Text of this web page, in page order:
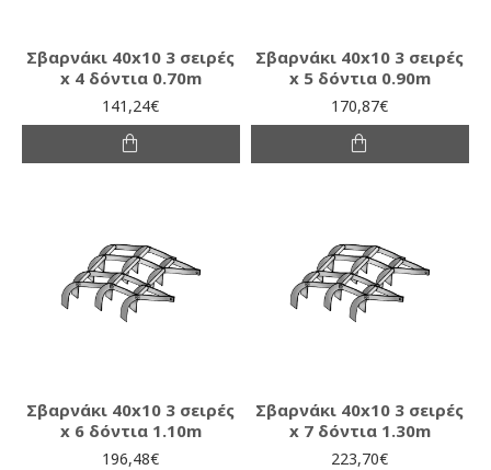
Σβαρνάκι 40x10 3 σειρές
x 4 δόντια 0.70m
141,24€
Σβαρνάκι 40x10 3 σειρές
x 5 δόντια 0.90m
170,87€
Σβαρνάκι 40x10 3 σειρές
x 6 δόντια 1.10m
196,48€
Σβαρνάκι 40x10 3 σειρές
x 7 δόντια 1.30m
223,70€